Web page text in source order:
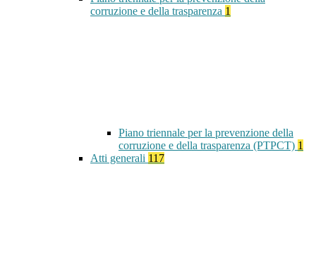
corruzione e della trasparenza 1
Piano triennale per la prevenzione della
corruzione e della trasparenza (PTPCT) 1
Atti generali 117